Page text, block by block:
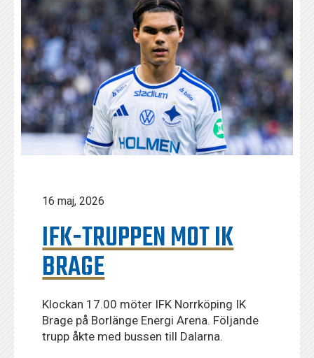
16 maj, 2026
IFK-TRUPPEN MOT IK
BRAGE
Klockan 17.00 möter IFK Norrköping IK
Brage på Borlänge Energi Arena. Följande
trupp åkte med bussen till Dalarna.